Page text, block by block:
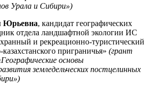
Урала и Сибири»)
Юрьевна, кандидат географических
отдела ландшафтной экологии ИС
и рекреационно-туристический
приграничья» (грант
основы
земледельческих постцелинных